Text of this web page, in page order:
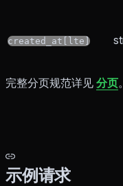
created_at[lte]
完整分页规范详见 分页。
示例请求